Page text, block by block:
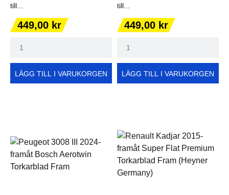
till...
Pris
449,00 kr
LÄGG TILL I VARUKORGEN
till...
Pris
449,00 kr
LÄGG TILL I VARUKORGEN